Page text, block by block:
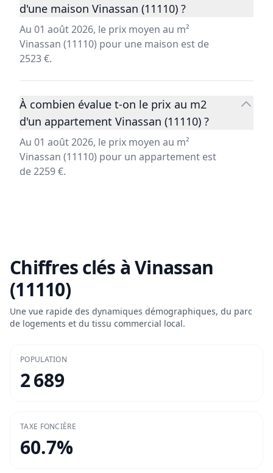
d'une maison Vinassan (11110) ?
Au 01 août 2026, le prix moyen au m²
Vinassan (11110) pour une maison est de
2523 €.
À combien évalue t-on le prix au m2
d'un appartement Vinassan (11110) ?
Au 01 août 2026, le prix moyen au m²
Vinassan (11110) pour un appartement est
de 2259 €.
Chiffres clés àVinassan
(11110)
Une vue rapide des dynamiques démographiques, du parc
de logements et du tissu commercial local.
POPULATION
2 689
TAXE FONCIÈRE
60.7%